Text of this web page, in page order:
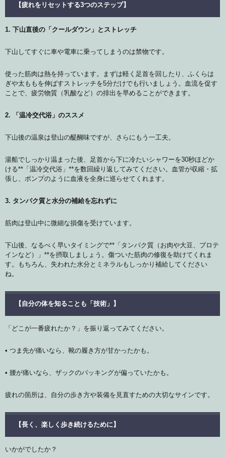
【疲れをリセットする3つのステップ】
1. 下山直後の「クールダウン」とストレッチ
下山してすぐに車や電車に乗ってしまうのは禁物です。
使った筋肉は熱を持っています。まずは軽く足首を回したり、ふくらは
ぎや太ももを伸ばすストレッチを5分だけでも行いましょう。血流を促す
ことで、疲労物質（乳酸など）の排出を早めることができます。
2. 「温冷交代浴」のススメ
下山後の温泉は登山の醍醐味ですが、さらにもう一工夫。
湯船でしっかり温まった後、足首から下に冷たいシャワーを30秒ほどか
ける**「温冷交代浴」**を数回繰り返してみてください。血管が収縮・拡
張し、ポンプのように血液を全身に巡らせてくれます。
3. タンパク質と水分の補給を忘れずに
筋肉は登山中に微細な損傷を受けています。
下山後、なるべく早いタイミングで**「タンパク質（お肉や大豆、プロテ
インなど）」**を摂取しましょう。傷ついた筋肉の修復を助けてくれま
す。もちろん、失われた水分とミネラルもしっかり補給してください
ね。
【自分の体を知ることも「技術」】
「どこが一番疲れたか？」を振り返ってみてください。
• つま先が痛いなら、靴の履き方が甘かったかも。
• 腰が痛いなら、ザックのパッキングが偏っていたかも。
疲れの箇所は、自分の歩き方や装備を見直すための大切なサインです。
【長く、楽しく歩き続けるために】
いかがでしたか？